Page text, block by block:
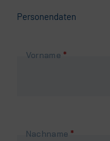
Personendaten
Pflichtfeld
Vorname *
Pflichtfeld
Nachname *